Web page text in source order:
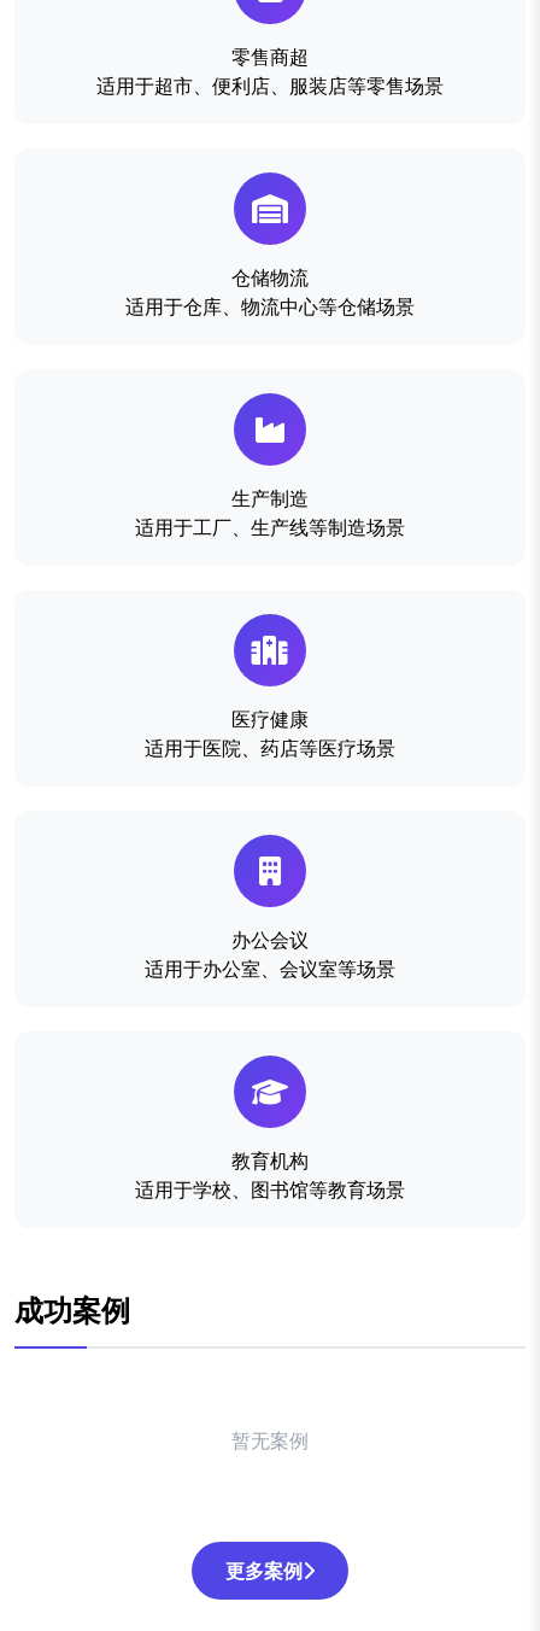
零售商超
适用于超市、便利店、服装店等零售场景
仓储物流
适用于仓库、物流中心等仓储场景
生产制造
适用于工厂、生产线等制造场景
医疗健康
适用于医院、药店等医疗场景
办公会议
适用于办公室、会议室等场景
教育机构
适用于学校、图书馆等教育场景
成功案例
暂无案例
更多案例